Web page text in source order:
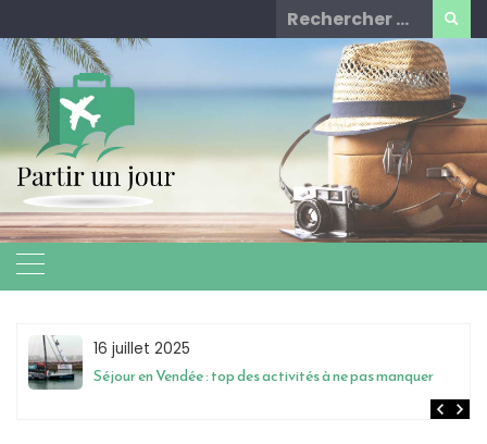
to
content
Rechercher
for:
16 juillet 2025
Séjour en Vendée : top des activités à ne pas manquer